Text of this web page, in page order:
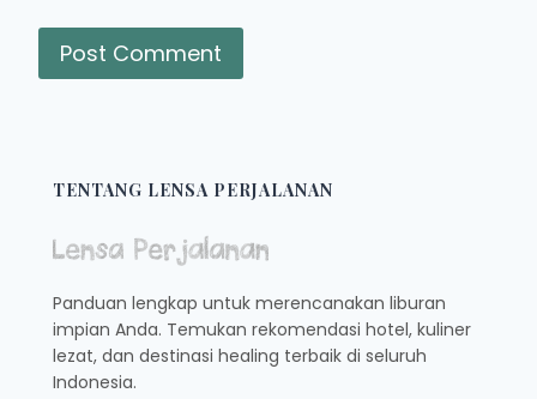
TENTANG LENSA PERJALANAN
Panduan lengkap untuk merencanakan liburan
impian Anda. Temukan rekomendasi hotel, kuliner
lezat, dan destinasi healing terbaik di seluruh
Indonesia.